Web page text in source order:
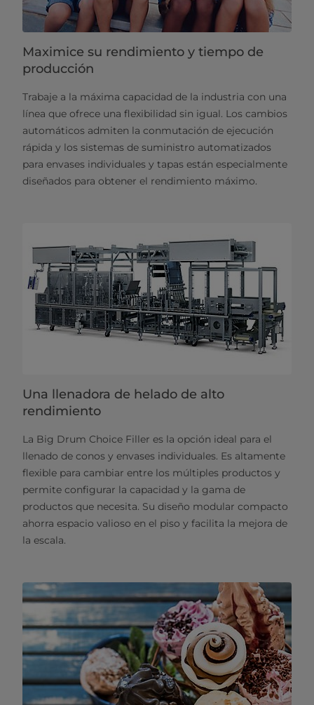
Maximice su rendimiento y tiempo de
producción
Trabaje a la máxima capacidad de la industria con una
línea que ofrece una flexibilidad sin igual. Los cambios
automáticos admiten la conmutación de ejecución
rápida y los sistemas de suministro automatizados
para envases individuales y tapas están especialmente
diseñados para obtener el rendimiento máximo.
Una llenadora de helado de alto
rendimiento
La Big Drum Choice Filler es la opción ideal para el
llenado de conos y envases individuales. Es altamente
flexible para cambiar entre los múltiples productos y
permite configurar la capacidad y la gama de
productos que necesita. Su diseño modular compacto
ahorra espacio valioso en el piso y facilita la mejora de
la escala.